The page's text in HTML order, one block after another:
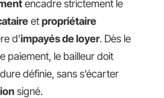
encadre strictement le
et propriétaire
d’impayés de loyer. Dès le
paiement, le bailleur doit
définie, sans s’écarter
signé.